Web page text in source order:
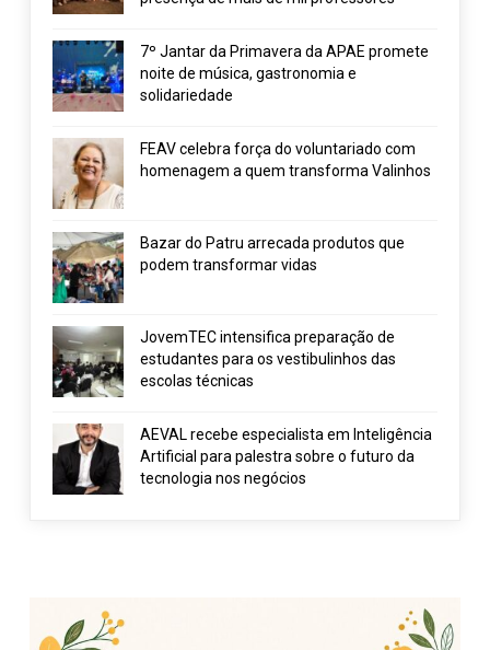
7º Jantar da Primavera da APAE promete
noite de música, gastronomia e
solidariedade
FEAV celebra força do voluntariado com
homenagem a quem transforma Valinhos
Bazar do Patru arrecada produtos que
podem transformar vidas
JovemTEC intensifica preparação de
estudantes para os vestibulinhos das
escolas técnicas
AEVAL recebe especialista em Inteligência
Artificial para palestra sobre o futuro da
tecnologia nos negócios